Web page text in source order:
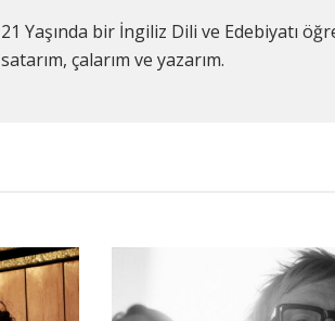
21 Yaşında bir İngiliz Dili ve Edebiyatı
satarım, çalarım ve yazarım.